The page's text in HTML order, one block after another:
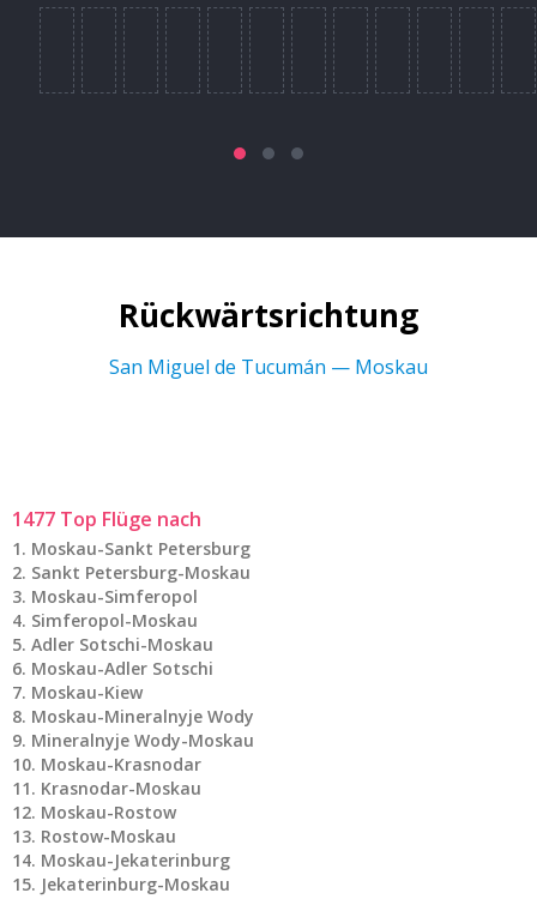
Rückwärtsrichtung
San Miguel de Tucumán — Moskau
1477 Top Flüge nach
Moskau-Sankt Petersburg
Sankt Petersburg-Moskau
Moskau-Simferopol
Simferopol-Moskau
Adler Sotschi-Moskau
Moskau-Adler Sotschi
Moskau-Kiew
Moskau-Mineralnyje Wody
Mineralnyje Wody-Moskau
Moskau-Krasnodar
Krasnodar-Moskau
Moskau-Rostow
Rostow-Moskau
Moskau-Jekaterinburg
Jekaterinburg-Moskau